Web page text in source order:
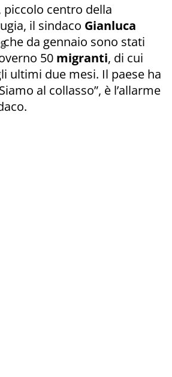
piccolo centro della
il sindaco Gianluca
da gennaio sono stati
50 migranti, di cui
ultimi due mesi. Il paese ha
al collasso”, è l’allarme